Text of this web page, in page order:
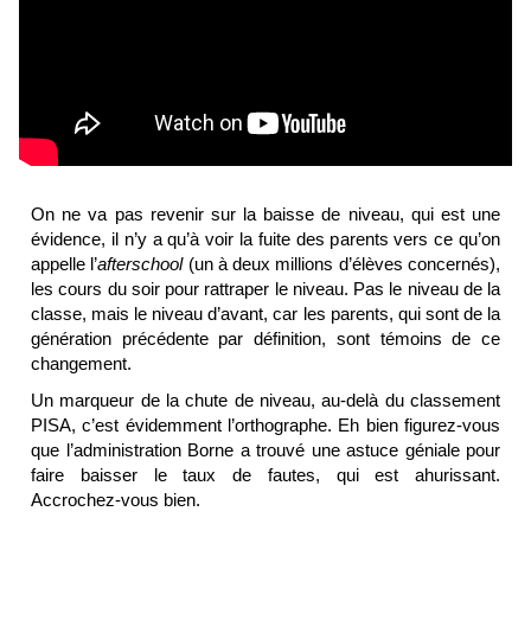
On ne va pas revenir sur la baisse de niveau, qui est une
évidence, il n’y a qu’à voir la fuite des parents vers ce qu’on
appelle l’afterschool (un à deux millions d’élèves concernés),
les cours du soir pour rattraper le niveau. Pas le niveau de la
classe, mais le niveau d’avant, car les parents, qui sont de la
génération précédente par définition, sont témoins de ce
changement.
Un marqueur de la chute de niveau, au-delà du classement
PISA, c’est évidemment l’orthographe. Eh bien figurez-vous
que l’administration Borne a trouvé une astuce géniale pour
faire baisser le taux de fautes, qui est ahurissant.
Accrochez-vous bien.